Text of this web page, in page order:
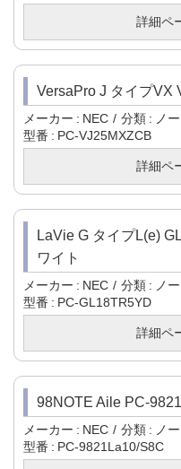
詳細ペ
VersaPro J タイプVX
メーカー NEC 分類
ノ
型番
PC-VJ25MXZCB
詳細ペ
LaVie G タイプL(e)
ワイト
メーカー NEC 分類
ノ
型番
PC-GL18TR5YD
詳細ペ
98NOTE Aile PC-
メーカー NEC 分類
ノ
型番
PC-9821La10/S8C